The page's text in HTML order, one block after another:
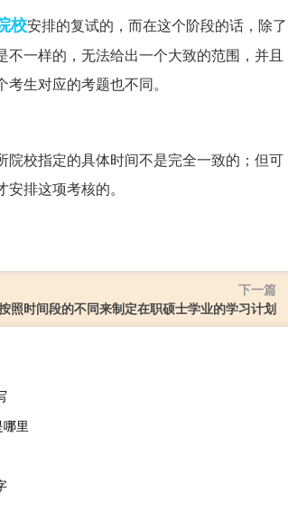
校安排的复试的，而在这个阶段的话，除了
一样的，无法给出一个大致的范围，并且
生对应的考题也不同。
校指定的具体时间不是完全一致的；但可
排这项考核的。
下一篇
照时间段的不同来制定在职硕士学业的学习计划
里